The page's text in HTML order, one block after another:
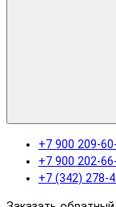
+7 900 209-
+7 900 202-
+7 (342) 278-